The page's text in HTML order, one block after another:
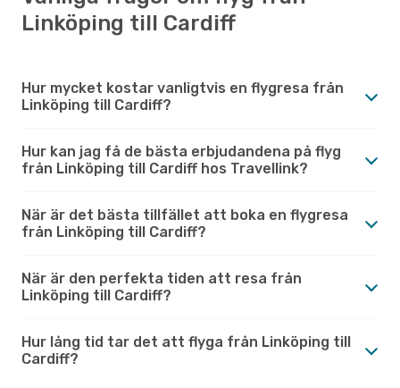
Linköping till Cardiff
Hur mycket kostar vanligtvis en flygresa från
Linköping till Cardiff?
Hur kan jag få de bästa erbjudandena på flyg
från Linköping till Cardiff hos Travellink?
När är det bästa tillfället att boka en flygresa
från Linköping till Cardiff?
När är den perfekta tiden att resa från
Linköping till Cardiff?
Hur lång tid tar det att flyga från Linköping till
Cardiff?